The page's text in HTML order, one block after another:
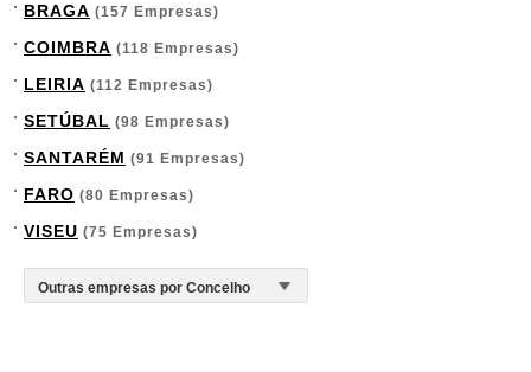
BRAGA (157 Empresas)
COIMBRA (118 Empresas)
LEIRIA (112 Empresas)
SETÚBAL (98 Empresas)
SANTARÉM (91 Empresas)
FARO (80 Empresas)
VISEU (75 Empresas)